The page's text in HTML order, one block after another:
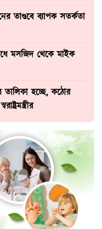
তাণ্ডবে ব্যাপক সতর্কতা
মসজিদ থেকে মাইক
তালিকা হচ্ছে, কঠোর